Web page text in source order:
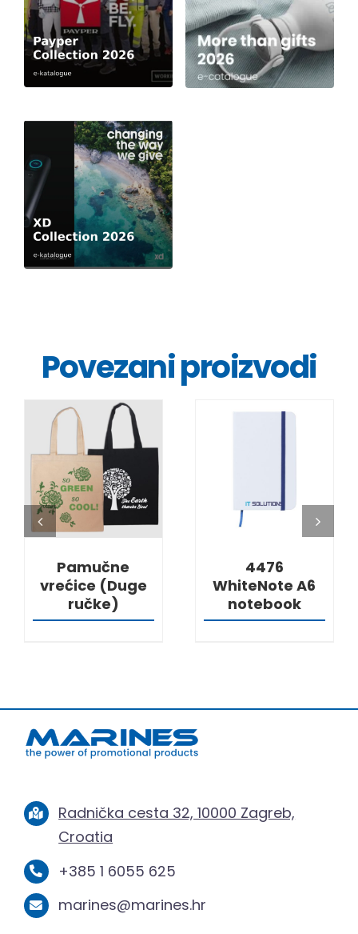
Povezani proizvodi
DETALJI
Pamučne
vrećice (Duge
ručke)
4476
WhiteNote A6
notebook
Radnička cesta 32, 10000 Zagreb,
Croatia
+385 1 6055 625
marines@marines.hr